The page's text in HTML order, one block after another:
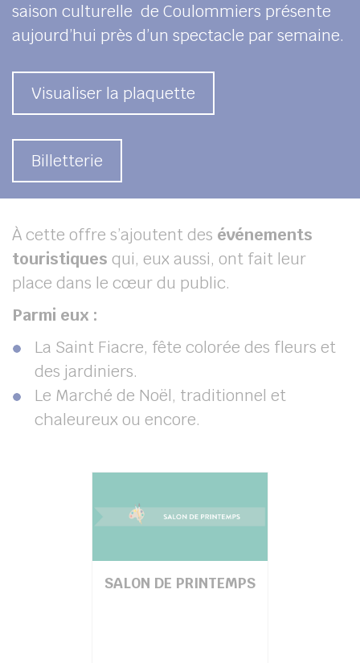
saison culturelle de Coulommiers présente
aujourd’hui près d’un spectacle par semaine.
Visualiser la plaquette
Billetterie
À cette offre s’ajoutent des événements
touristiques qui, eux aussi, ont fait leur
place dans le cœur du public.
Parmi eux :
La Saint Fiacre, fête colorée des fleurs et
des jardiniers.
Le Marché de Noël, traditionnel et
chaleureux ou encore.
SALON DE PRINTEMPS